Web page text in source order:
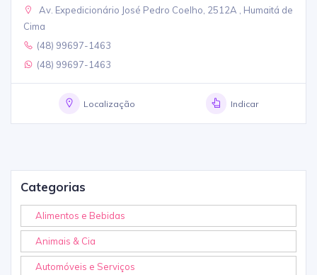
Categorias
Alimentos e Bebidas
Animais & Cia
Automóveis e Serviços
Av. Expedicionário José Pedro Coelho, 2512A , Humaitá de
Cima
(48) 99697-1463
(48) 99697-1463
Localização Indicar